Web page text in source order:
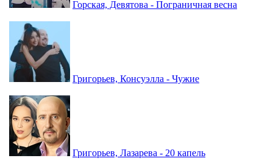
Горская, Девятова - Пограничная весна
Григорьев, Консуэлла - Чужие
Григорьев, Лазарева - 20 капель